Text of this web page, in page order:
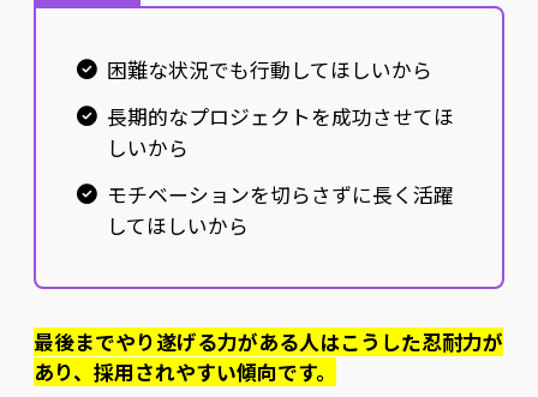
困難な状況でも行動してほしいから
長期的なプロジェクトを成功させてほ
しいから
モチベーションを切らさずに長く活躍
してほしいから
最後までやり遂げる力がある人はこうした忍耐力が
あり、採用されやすい傾向です。